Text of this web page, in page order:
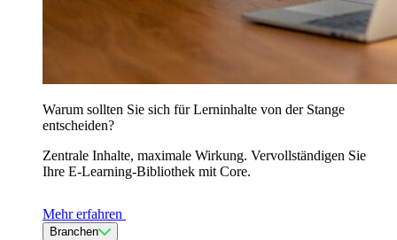
Warum sollten Sie sich für Lerninhalte von der Stange
entscheiden?
Zentrale Inhalte, maximale Wirkung. Vervollständigen Sie
Ihre E-Learning-Bibliothek mit Core.
Mehr erfahren
Branchen